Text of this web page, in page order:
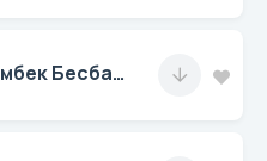
Мейрамбек Бесбаев & Медеу Арынбаев